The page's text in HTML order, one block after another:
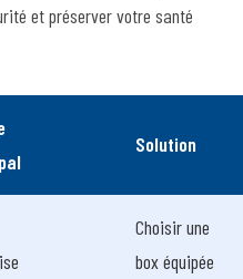
et préserver votre santé
Solution
Choisir une
box équipée